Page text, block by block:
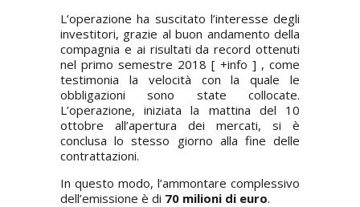
L’operazione ha suscitato l’interesse degli
investitori, grazie al buon andamento della
compagnia e ai risultati da record ottenuti
nel primo semestre 2018 [ +info ] , come
testimonia la velocità con la quale le
obbligazioni sono state collocate.
L’operazione, iniziata la mattina del 10
ottobre all’apertura dei mercati, si è
conclusa lo stesso giorno alla fine delle
contrattazioni.
In questo modo, l’ammontare complessivo
dell’emissione è di 70 milioni di euro.